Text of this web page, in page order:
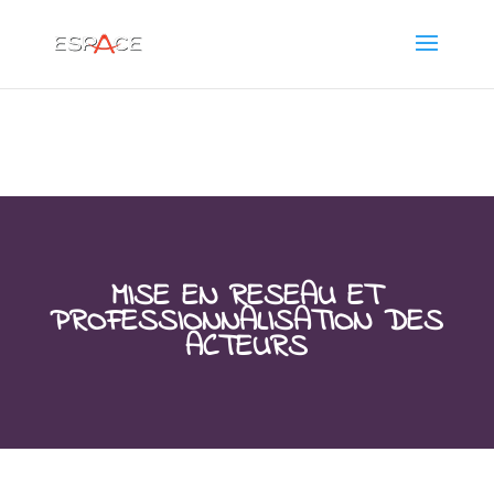
MISE EN RESEAU ET
PROFESSIONNALISATION DES
ACTEURS